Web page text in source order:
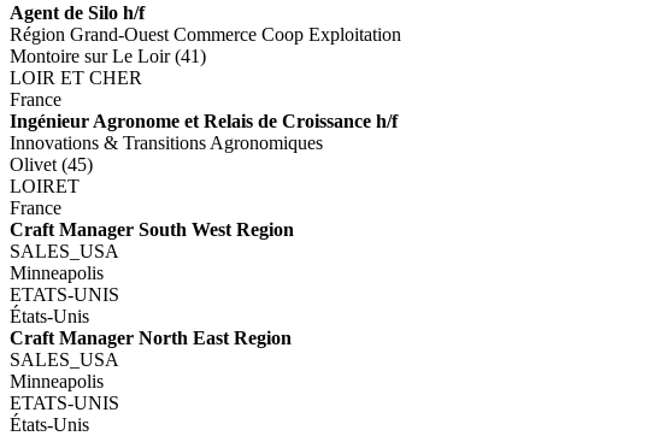
Agent de Silo h/f
Région Grand-Ouest Commerce Coop Exploitation
Montoire sur Le Loir (41)
LOIR ET CHER
France
Ingénieur Agronome et Relais de Croissance h/f
Innovations & Transitions Agronomiques
Olivet (45)
LOIRET
France
Craft Manager South West Region
SALES_USA
Minneapolis
ETATS-UNIS
États-Unis
Craft Manager North East Region
SALES_USA
Minneapolis
ETATS-UNIS
États-Unis